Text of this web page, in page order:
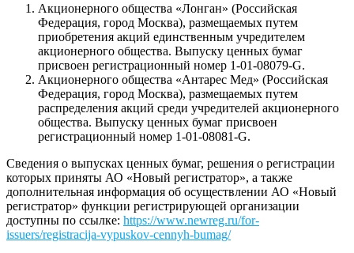
Акционерного общества «Лонган» (Российская
Федерация, город Москва), размещаемых путем
приобретения акций единственным учредителем
акционерного общества. Выпуску ценных бумаг
присвоен регистрационный номер 1-01-08079-G.
Акционерного общества «Антарес Мед» (Российская
Федерация, город Москва), размещаемых путем
распределения акций среди учредителей акционерного
общества. Выпуску ценных бумаг присвоен
регистрационный номер 1-01-08081-G.
Сведения о выпусках ценных бумаг, решения о регистрации
которых приняты АО «Новый регистратор», а также
дополнительная информация об осуществлении АО «Новый
регистратор» функции регистрирующей организации
доступны по ссылке: https://www.newreg.ru/for-
issuers/registracija-vypuskov-cennyh-bumag/